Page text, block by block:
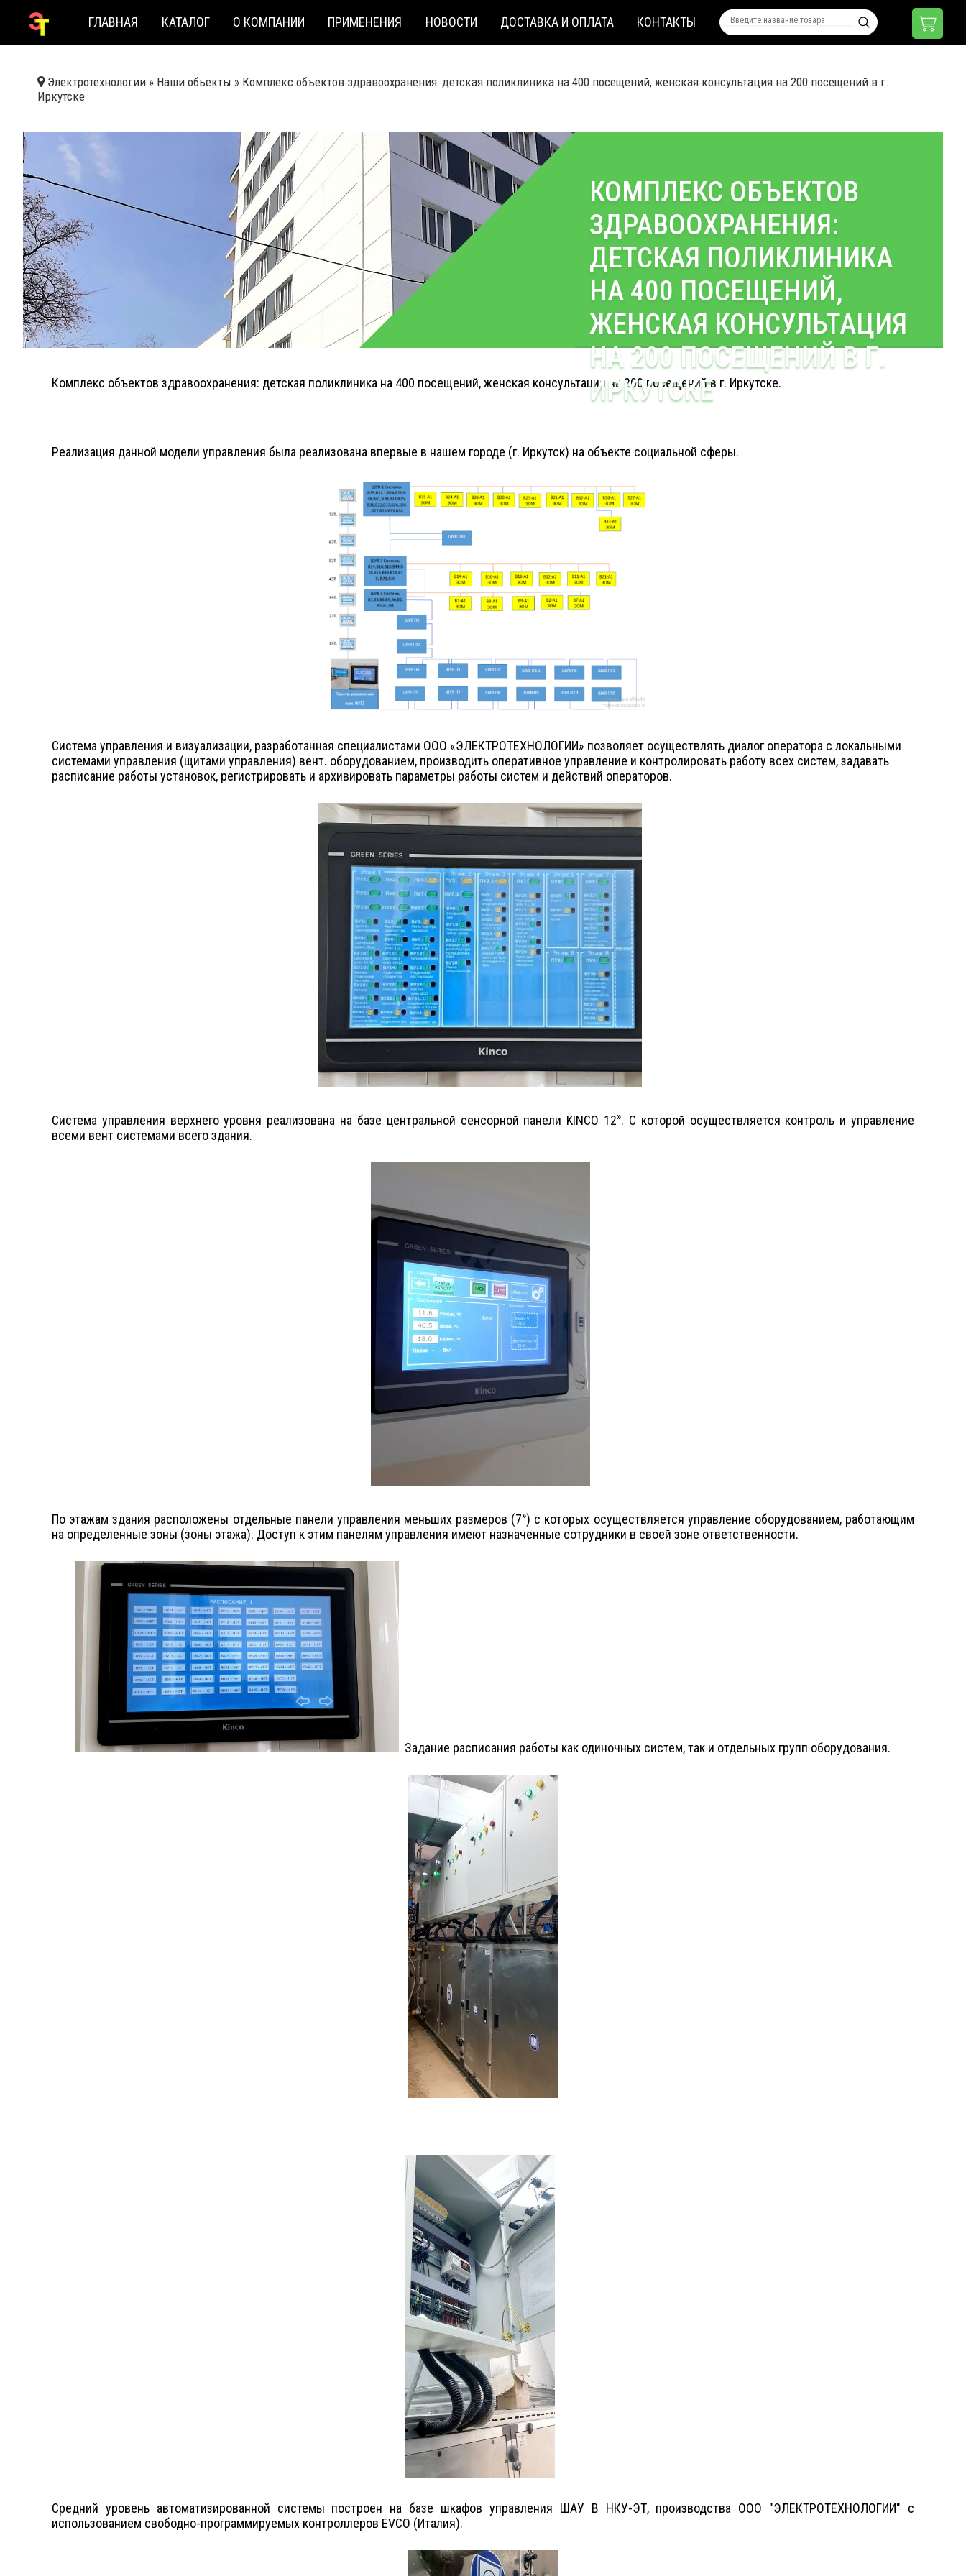
ГЛАВНАЯ КАТАЛОГ О КОМПАНИИ ПРИМЕНЕНИЯ НОВОСТИ ДОСТАВКА И ОПЛАТА КОНТАКТЫ
Электротехнологии » Наши обьекты » Комплекс объектов здравоохранения: детская поликлиника на 400 посещений, женская консультация на 200 посещений в г.
Иркутске
КОМПЛЕКС ОБЪЕКТОВ
ЗДРАВООХРАНЕНИЯ:
ДЕТСКАЯ ПОЛИКЛИНИКА
НА 400 ПОСЕЩЕНИЙ,
ЖЕНСКАЯ КОНСУЛЬТАЦИЯ
НА 200 ПОСЕЩЕНИЙ В Г.
ИРКУТСКЕ
Комплекс объектов здравоохранения: детская поликлиника на 400 посещений, женская консультация на 200 посещений в г. Иркутске.
Реализация данной модели управления была реализована впервые в нашем городе (г. Иркутск) на объекте социальной сферы.
Система управления и визуализации, разработанная специалистами ООО «ЭЛЕКТРОТЕХНОЛОГИИ» позволяет осуществлять диалог оператора с локальными
системами управления (щитами управления) вент. оборудованием, производить оперативное управление и контролировать работу всех систем, задавать
расписание работы установок, регистрировать и архивировать параметры работы систем и действий операторов.
Система управления верхнего уровня реализована на базе центральной сенсорной панели KINCO 12». С которой осуществляется контроль и управление
всеми вент системами всего здания.
По этажам здания расположены отдельные панели управления меньших размеров (7») с которых осуществляется управление оборудованием, работающим
на определенные зоны (зоны этажа). Доступ к этим панелям управления имеют назначенные сотрудники в своей зоне ответственности.
Задание расписания работы как одиночных систем, так и отдельных групп оборудования.
Средний уровень автоматизированной системы построен на базе шкафов управления ШАУ В НКУ-ЭТ, производства ООО "ЭЛЕКТРОТЕХНОЛОГИИ" с
использованием свободно-программируемых контроллеров EVCO (Италия).